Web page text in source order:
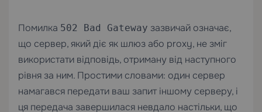
Помилка 502 Bad Gateway зазвичай означає,
що сервер, який діє як шлюз або proxy, не зміг
використати відповідь, отриману від наступного
рівня за ним. Простими словами: один сервер
намагався передати ваш запит іншому серверу, і
ця передача завершилася невдало настільки, що